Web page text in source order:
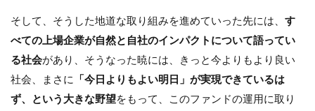
そして、そうした地道な取り組みを進めていった先には、 す
べての上場企業が自然と自社のインパクトについて語ってい
る社会があり、そうなった暁には、きっと今よりもより良い
社会、まさに
「今日よりもよい明日」が実現できているは
ず、という大きな野望をもって、このファンドの運用に取り